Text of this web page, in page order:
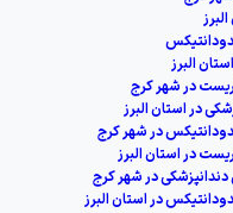
البرز
در شهر کرج
در استان البرز
در شهر کرج
در استان البرز
در شهر کرج
در استان البرز